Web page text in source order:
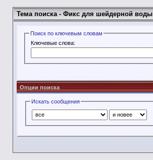
Тема поиска - Фикс для шейдерной воды
Поиск по ключевым словам
Ключевые слова:
Опции поиска
Искать сообщения